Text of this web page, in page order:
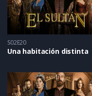
S02E20
Una habitación distinta